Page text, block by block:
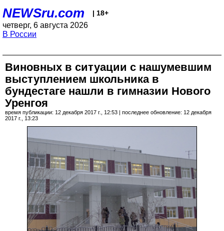
NEWSru.com | 18+
четверг, 6 августа 2026
В России
Виновных в ситуации с нашумевшим
выступлением школьника в
бундестаге нашли в гимназии Нового
Уренгоя
время публикации: 12 декабря 2017 г., 12:53 | последнее обновление: 12 декабря
2017 г., 13:23